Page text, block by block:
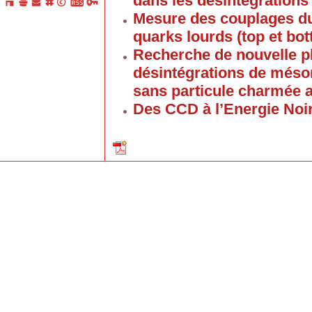
Mesure des couplages
quarks lourds (top et
Recherche de nouvelle
désintégrations de
sans particule charmée
Des CCD à l’Energie